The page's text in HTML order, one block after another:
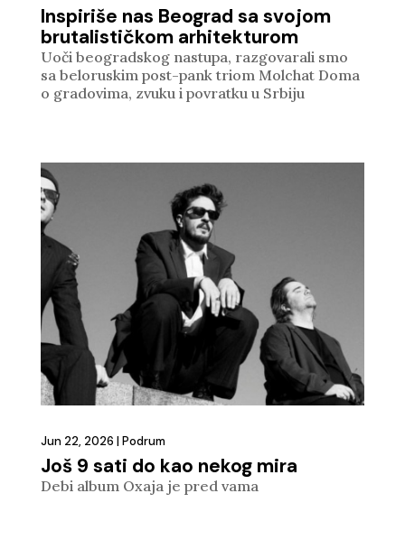
Inspiriše nas Beograd sa svojom
brutalističkom arhitekturom
Uoči beogradskog nastupa, razgovarali smo
sa beloruskim post-pank triom Molchat Doma
o gradovima, zvuku i povratku u Srbiju
Još 9 sati do kao nekog mira
Jun 22, 2026 | Podrum
Debi album Oxaja je pred vama